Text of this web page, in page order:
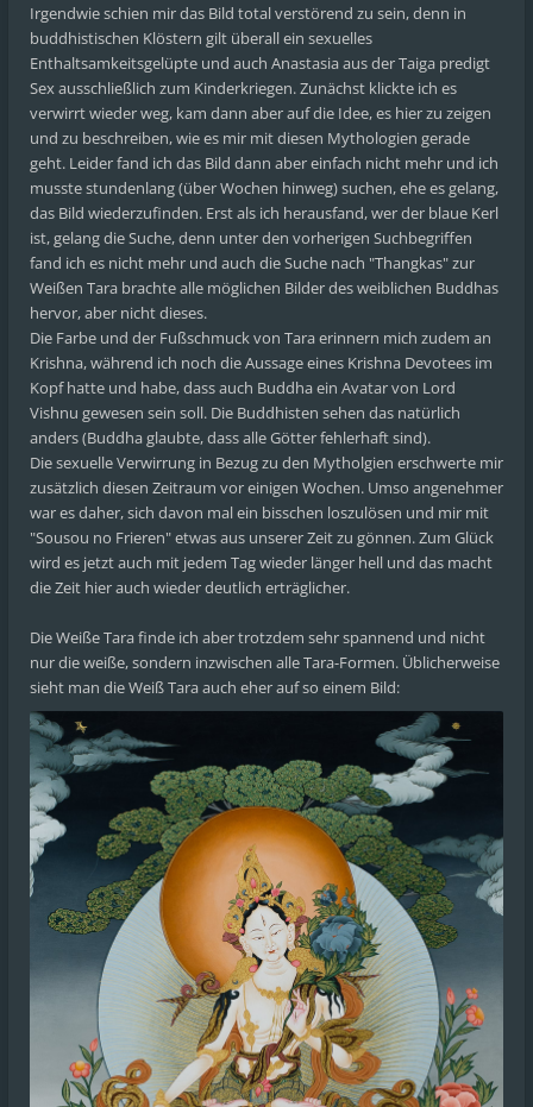
Irgendwie schien mir das Bild total verstörend zu sein, denn in
buddhistischen Klöstern gilt überall ein sexuelles
Enthaltsamkeitsgelüpte und auch Anastasia aus der Taiga predigt
Sex ausschließlich zum Kinderkriegen. Zunächst klickte ich es
verwirrt wieder weg, kam dann aber auf die Idee, es hier zu zeigen
und zu beschreiben, wie es mir mit diesen Mythologien gerade
geht. Leider fand ich das Bild dann aber einfach nicht mehr und ich
musste stundenlang (über Wochen hinweg) suchen, ehe es gelang,
das Bild wiederzufinden. Erst als ich herausfand, wer der blaue Kerl
ist, gelang die Suche, denn unter den vorherigen Suchbegriffen
fand ich es nicht mehr und auch die Suche nach "Thangkas" zur
Weißen Tara brachte alle möglichen Bilder des weiblichen Buddhas
hervor, aber nicht dieses.
Die Farbe und der Fußschmuck von Tara erinnern mich zudem an
Krishna, während ich noch die Aussage eines Krishna Devotees im
Kopf hatte und habe, dass auch Buddha ein Avatar von Lord
Vishnu gewesen sein soll. Die Buddhisten sehen das natürlich
anders (Buddha glaubte, dass alle Götter fehlerhaft sind).
Die sexuelle Verwirrung in Bezug zu den Mytholgien erschwerte mir
zusätzlich diesen Zeitraum vor einigen Wochen. Umso angenehmer
war es daher, sich davon mal ein bisschen loszulösen und mir mit
"Sousou no Frieren" etwas aus unserer Zeit zu gönnen. Zum Glück
wird es jetzt auch mit jedem Tag wieder länger hell und das macht
die Zeit hier auch wieder deutlich erträglicher.
Die Weiße Tara finde ich aber trotzdem sehr spannend und nicht
nur die weiße, sondern inzwischen alle Tara-Formen. Üblicherweise
sieht man die Weiß Tara auch eher auf so einem Bild: